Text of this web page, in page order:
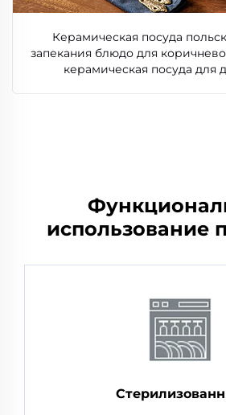
Керамическая посуда
запекания блюдо для
керамическая посуда для
использование